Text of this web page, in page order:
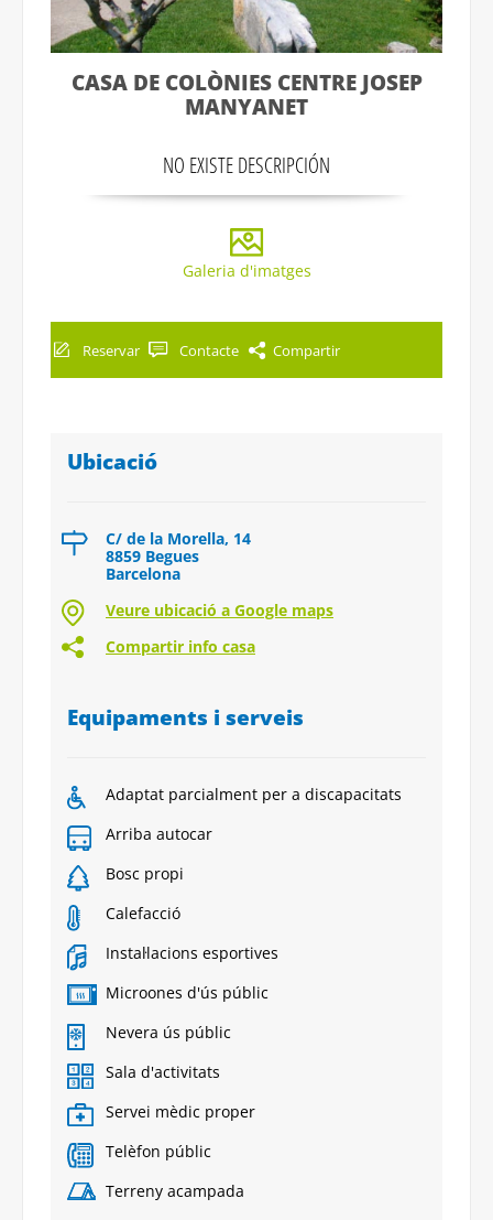
CASA DE COLÒNIES CENTRE JOSEP
MANYANET
NO EXISTE DESCRIPCIÓN
Galeria d'imatges
Reservar Contacte Compartir
Ubicació
C/ de la Morella, 14
8859 Begues
Barcelona
Veure ubicació a Google maps
Compartir info casa
Equipaments i serveis
Adaptat parcialment per a discapacitats
Arriba autocar
Bosc propi
Calefacció
Instal·lacions esportives
Microones d'ús públic
Nevera ús públic
Sala d'activitats
Servei mèdic proper
Telèfon públic
Terreny acampada